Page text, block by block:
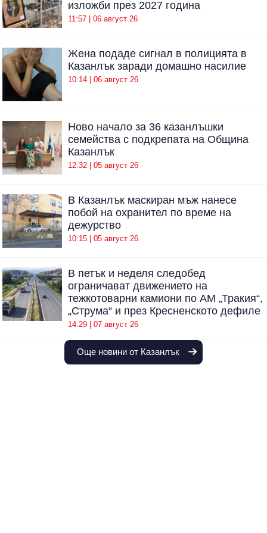
изложби през 2027 година
11:57 | 06 август 26
Жена подаде сигнал в полицията в
Казанлък заради домашно насилие
10:14 | 06 август 26
Ново начало за 36 казанлъшки
семейства с подкрепата на Община
Казанлък
12:32 | 05 август 26
В Казанлък маскиран мъж нанесе
побой на охранител по време на
дежурство
10:15 | 05 август 26
В петък и неделя следобед
ограничават движението на
тежкотоварни камиони по АМ „Тракия“,
„Струма“ и през Кресненското дефиле
14:29 | 07 август 26
Още новини от Казанлък